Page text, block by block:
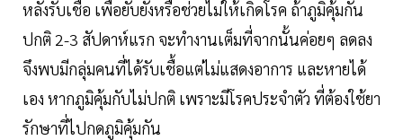
หลังรับเชื้อ เพื่อยับยั้งหรือช่วยไม่ให้เกิดโรค ถ้าภูมิคุ้มกัน
ปกติ 2-3 สัปดาห์แรก จะทำงานเต็มที่จากนั้นค่อยๆ ลดลง
จึงพบมีกลุ่มคนที่ได้รับเชื้อแต่ไม่แสดงอาการ และหายได้
เอง หากภูมิคุ้มกับไม่ปกติ เพราะมีโรคประจำตัว ที่ต้องใช้ยา
รักษาที่ไปกดภูมิคุ้มกัน